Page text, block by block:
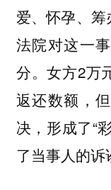
爱、怀孕、筹
法院对这一
分。女方2万
返还数额，
决，形成了“
了当事人的诉